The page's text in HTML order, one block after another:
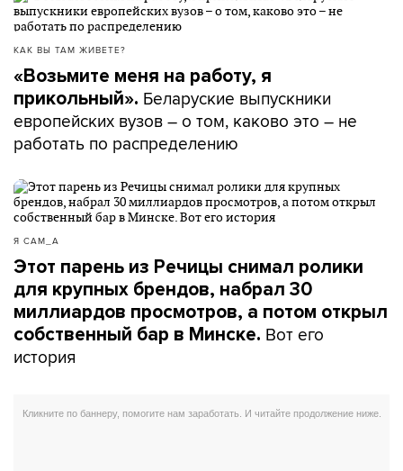
КАК ВЫ ТАМ ЖИВЕТЕ?
«Возьмите меня на работу, я
прикольный». Беларуские выпускники
европейских вузов – о том, каково это – не
работать по распределению
Я САМ_А
Этот парень из Речицы снимал ролики
для крупных брендов, набрал 30
миллиардов просмотров, а потом открыл
собственный бар в Минске. Вот его
история